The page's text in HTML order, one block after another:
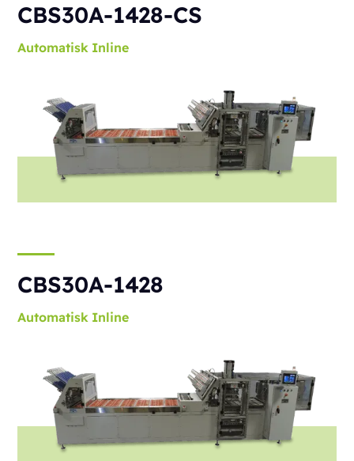
CBS30A-1428-CS
Automatisk Inline
CBS30A-1428
Automatisk Inline